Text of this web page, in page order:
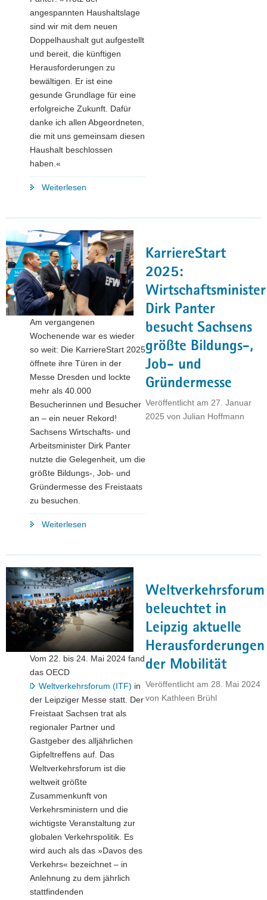
angespannten Haushaltslage
sind wir mit dem neuen
Doppelhaushalt gut aufgestellt
und bereit, die künftigen
Herausforderungen zu
bewältigen. Er ist eine
gesunde Grundlage für eine
erfolgreiche Zukunft. Dafür
danke ich allen Abgeordneten,
die mit uns gemeinsam diesen
Haushalt beschlossen
haben.«
Weiterlesen
des
SMWA"
KarriereStart
2025:
Wirtschaftsminister
Dirk Panter
besucht Sachsens
größte Bildungs-,
Job- und
Gründermesse
Veröffentlicht am 27. Januar
2025 von Julian Hoffmann
Am vergangenen
Wochenende war es wieder
so weit: Die KarriereStart 2025
öffnete ihre Türen in der
Messe Dresden und lockte
mehr als 40.000
Besucherinnen und Besucher
an – ein neuer Rekord!
Sachsens Wirtschafts- und
Arbeitsminister Dirk Panter
nutzte die Gelegenheit, um die
größte Bildungs-, Job- und
Gründermesse des Freistaats
zu besuchen.
Weiterlesen
Panter
besucht
Sachsens
größte
Bildungs-,
Job-
und
Weltverkehrsforum
beleuchtet in
Leipzig aktuelle
Herausforderungen
der Mobilität
Veröffentlicht am 28. Mai 2024
von Kathleen Brühl
Vom 22. bis 24. Mai 2024 fand
das OECD
Weltverkehrsforum (ITF) in
der Leipziger Messe statt. Der
Freistaat Sachsen trat als
regionaler Partner und
Gastgeber des alljährlichen
Gipfeltreffens auf. Das
Weltverkehrsforum ist die
weltweit größte
Zusammenkunft von
Verkehrsministern und die
wichtigste Veranstaltung zur
globalen Verkehrspolitik. Es
wird auch als das »Davos des
Verkehrs« bezeichnet – in
Anlehnung zu dem jährlich
stattfindenden